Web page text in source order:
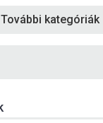
További kategóriák